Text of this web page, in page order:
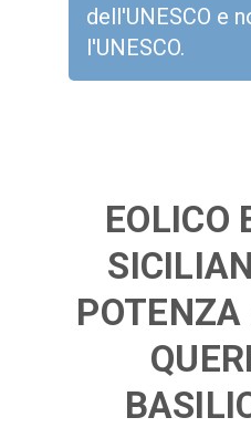
dell'UNESCO e
l'UNESCO.
EOLICO